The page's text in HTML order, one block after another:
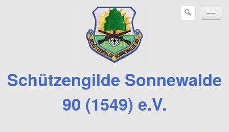
Schützengilde Sonnewalde
90 (1549) e.V.